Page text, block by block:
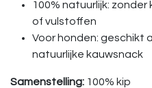
100% natuurlijk:
of vulstoffen
Voor honden: geschikt
natuurlijke kauwsnack
Samenstelling: 100% kip